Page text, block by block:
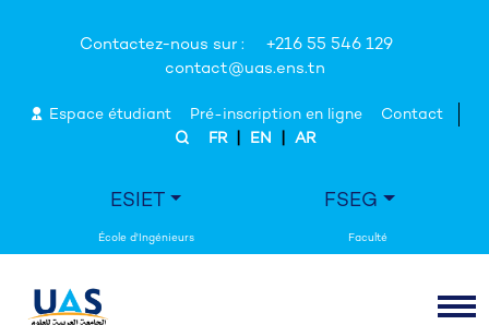
Contactez-nous sur :
+216 55 546 129
contact@uas.ens.tn
Espace étudiant Pré-inscription en ligne
Contact
FR
EN AR
ESIET FSEG